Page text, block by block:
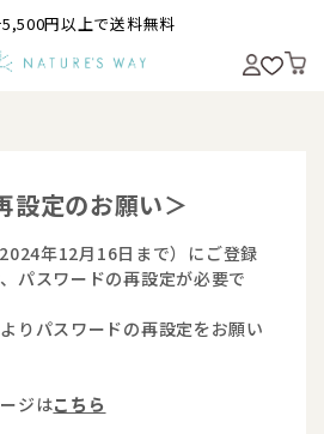
円以上で送料無料
設定のお願い＞
年12月16日まで）にご登録
パスワードの再設定が必要で
りパスワードの再設定をお願い
ジはこちら